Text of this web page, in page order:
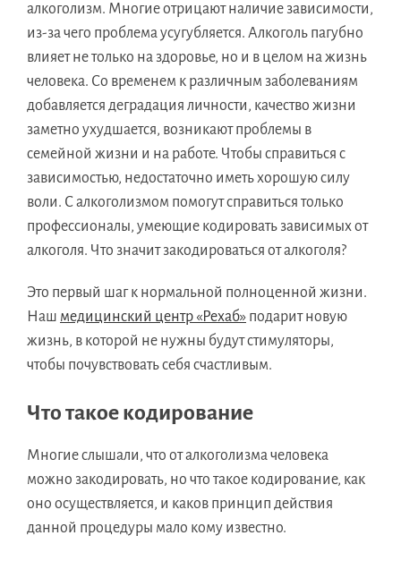
алкоголизм. Многие отрицают наличие зависимости,
из-за чего проблема усугубляется. Алкоголь пагубно
влияет не только на здоровье, но и в целом на жизнь
человека. Со временем к различным заболеваниям
добавляется деградация личности, качество жизни
заметно ухудшается, возникают проблемы в
семейной жизни и на работе. Чтобы справиться с
зависимостью, недостаточно иметь хорошую силу
воли. С алкоголизмом помогут справиться только
профессионалы, умеющие кодировать зависимых от
алкоголя. Что значит закодироваться от алкоголя?
Это первый шаг к нормальной полноценной жизни.
Наш медицинский центр «Рехаб» подарит новую
жизнь, в которой не нужны будут стимуляторы,
чтобы почувствовать себя счастливым.
Что такое кодирование
Многие слышали, что от алкоголизма человека
можно закодировать, но что такое кодирование, как
оно осуществляется, и каков принцип действия
данной процедуры мало кому известно.